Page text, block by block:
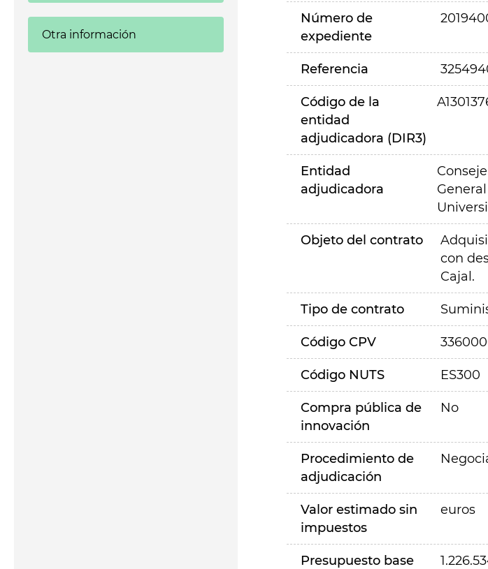
Otra información
Número de
expediente
Referencia
Código de la
entidad
adjudicadora (DIR3)
Entidad
adjudicadora
Objeto del contrato
con
Cajal.
Tipo de contrato
Código CPV
Código NUTS ES300
Compra pública de
innovación
No
Procedimiento de
adjudicación
Valor estimado sin
impuestos
euros
Presupuesto base